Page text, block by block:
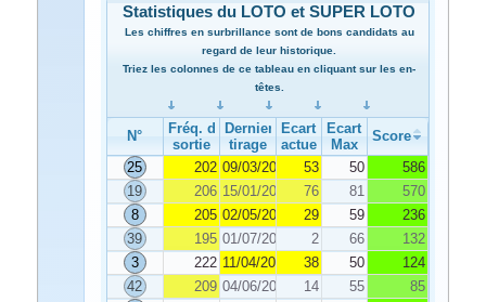
Statistiques du LOTO et SUPER LOTO
Les chiffres en surbrillance sont de bons candidats au
regard de leur historique.
Triez les colonnes de ce tableau en cliquant sur les en-
têtes.
N°
Fréq. de
sortie
Dernier
tirage
Ecart
actuel
Ecart
Max
Score
25
202 09/03/2022 53 50
586
19
206 15/01/2022 76 81
570
8
205 02/05/2022 29 59
236
39
195 01/07/2022 2 66
132
3
222 11/04/2022 38 50
124
42
209 04/06/2022 14 55
85